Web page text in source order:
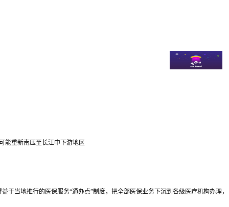
能重新南压至长江中下游地区
当地推行的医保服务“通办点”制度，把全部医保业务下沉到各级医疗机构办理，